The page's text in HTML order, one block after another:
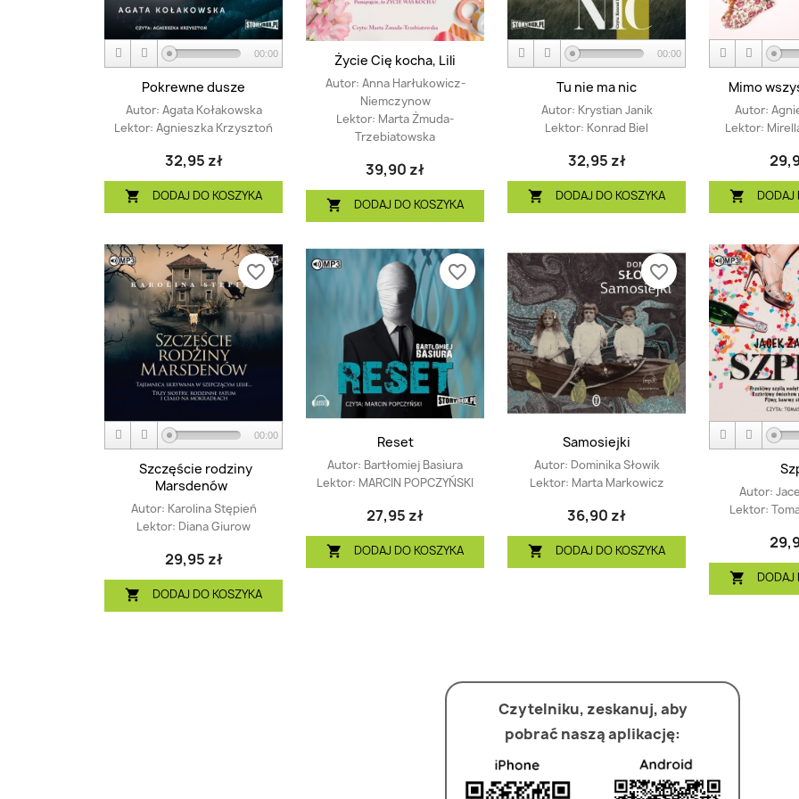
00:00
Pokrewne dusze
Autor: Agata Kołakowska
Lektor: Agnieszka Krzysztoń
32,95 zł
 DODAJ DO KOSZYKA
Życie Cię kocha, Lili
Autor: Anna Harłukowicz-
Niemczynow
Lektor: Marta Żmuda-
Trzebiatowska
39,90 zł
 DODAJ DO KOSZYKA
00:00
Tu nie ma nic
Autor: Krystian Janik
Lektor: Konrad Biel
32,95 zł
 DODAJ DO KOSZYKA
Mimo
Autor:
Lektor:
 DODAJ
00:00
Szczęście rodziny
Marsdenów
Autor: Karolina Stępień
Lektor: Diana Giurow
29,95 zł
 DODAJ DO KOSZYKA
favorite_border
Reset
Autor: Bartłomiej Basiura
Lektor: MARCIN POPCZYŃSKI
27,95 zł
 DODAJ DO KOSZYKA
favorite_border
Samosiejki
Autor: Dominika Słowik
Lektor: Marta Markowicz
36,90 zł
 DODAJ DO KOSZYKA
favorite_border
Autor:
Lektor:
 DODAJ
Czytelniku, zeskanuj, aby
pobrać naszą aplikację: